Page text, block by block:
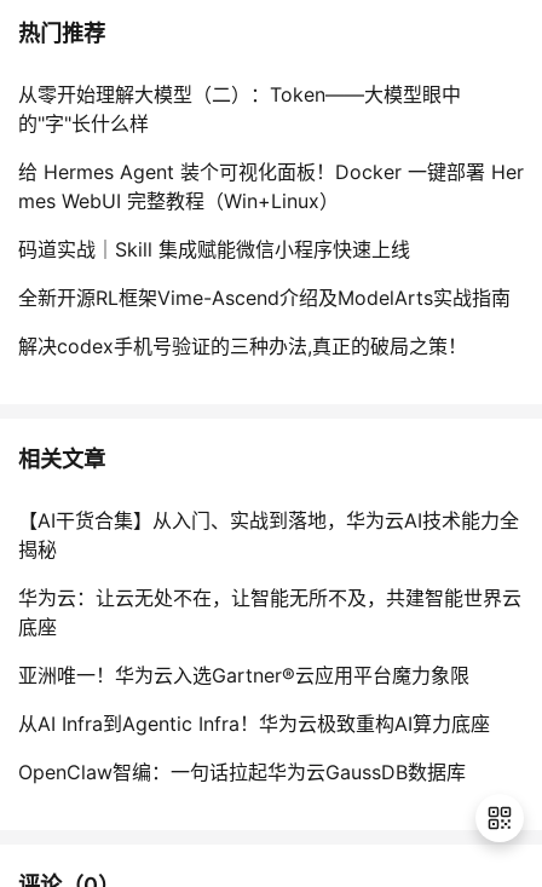
热门推荐
从零开始理解大模型（二）：Token——大模型眼中
的"字"长什么样
给 Hermes Agent 装个可视化面板！Docker 一键部署 Her
mes WebUI 完整教程（Win+Linux）
码道实战｜Skill 集成赋能微信小程序快速上线
全新开源RL框架Vime-Ascend介绍及ModelArts实战指南
解决codex手机号验证的三种办法,真正的破局之策！
相关文章
【AI干货合集】从入门、实战到落地，华为云AI技术能力全
揭秘
华为云：让云无处不在，让智能无所不及，共建智能世界云
底座
亚洲唯一！华为云入选Gartner®云应用平台魔力象限
从AI Infra到Agentic Infra！华为云极致重构AI算力底座
OpenClaw智编：一句话拉起华为云GaussDB数据库